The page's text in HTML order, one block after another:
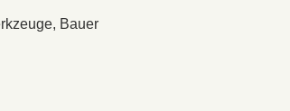
Bauer